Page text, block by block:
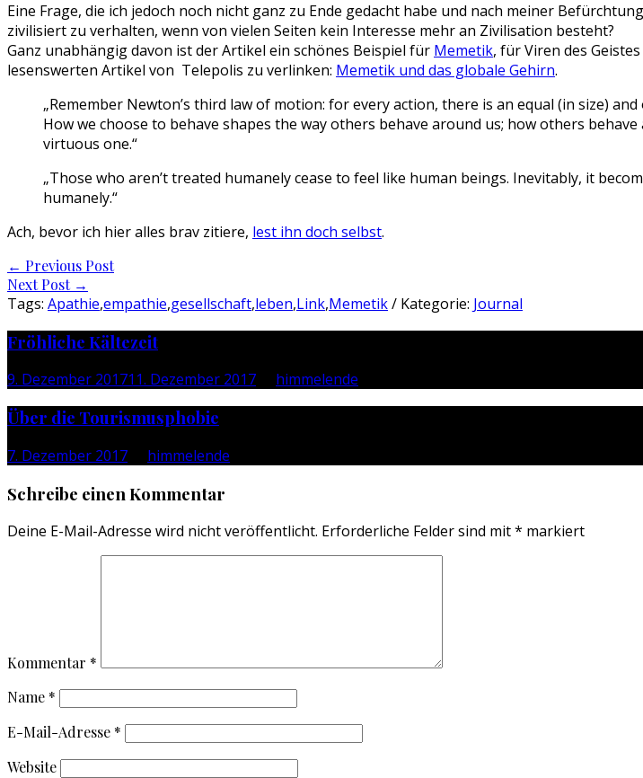
Eine Frage, die ich jedoch noch nicht ganz zu Ende gedacht habe und nach meiner
zivilisiert zu verhalten, wenn von vielen Seiten kein Interesse mehr an Zivilisation besteht?
Ganz unabhängig davon ist der Artikel ein schönes Beispiel für Memetik, für Viren des
lesenswerten Artikel von Telepolis zu verlinken: Memetik und das globale Gehirn.
„Remember Newton’s third law of motion: for every action, there is an equal (in size)
How we choose to behave shapes the way others behave around us; how others
virtuous one.“
„Those who aren’t treated humanely cease to feel like human beings. Inevitably, it
humanely.“
Ach, bevor ich hier alles brav zitiere, lest ihn doch selbst.
Post
navigation
← Previous Post
Next Post →
Tags: Apathie,empathie,gesellschaft,leben,Link,Memetik/ Kategorie: Journal
Fröhliche Kältezeit
9. Dezember 201711. Dezember 2017 himmelende
Über die Tourismusphobie
7. Dezember 2017 himmelende
Schreibe einen Kommentar
Deine E-Mail-Adresse wird nicht veröffentlicht. Erforderliche Felder sind mit* markiert
Kommentar *
Name *
E-Mail-Adresse *
Website